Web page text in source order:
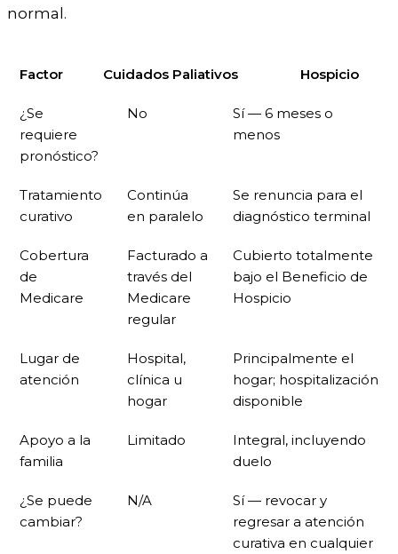
normal.
Factor Cuidados Paliativos Hospicio
¿Se
requiere
pronóstico?
No
Sí — 6 meses o
menos
Tratamiento
curativo
Continúa
en paralelo
Se renuncia para el
diagnóstico terminal
Cobertura
de
Medicare
Facturado a
través del
Medicare
regular
Cubierto totalmente
bajo el Beneficio de
Hospicio
Lugar de
atención
Hospital,
clínica u
hogar
Principalmente el
hogar; hospitalización
disponible
Apoyo a la
familia
Limitado
Integral, incluyendo
duelo
¿Se puede
cambiar?
N/A
Sí — revocar y
regresar a atención
curativa en cualquier